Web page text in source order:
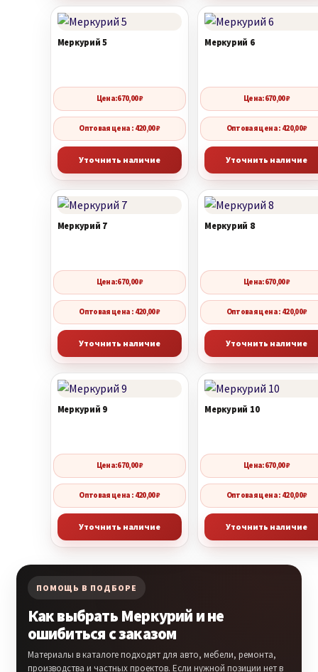
Меркурий 5
Цена:670,00₽
Оптовая цена : 420,00 ₽
Уточнить наличие
Меркурий 6
Цена:670,00₽
Оптовая цена : 420,00 ₽
Уточнить наличие
Меркурий 7
Цена:670,00₽
Оптовая цена : 420,00 ₽
Уточнить наличие
Меркурий 8
Цена:670,00₽
Оптовая цена : 420,00 ₽
Уточнить наличие
Меркурий 9
Цена:670,00₽
Оптовая цена : 420,00 ₽
Уточнить наличие
Меркурий 10
Цена:670,00₽
Оптовая цена : 420,00 ₽
Уточнить наличие
ПОМОЩЬ В ПОДБОРЕ
Как выбрать Меркурий и не
ошибиться с заказом
Материалы в каталоге подходят для авто, мебели, ремонта,
производства и частных проектов. Если нужной позиции нет в